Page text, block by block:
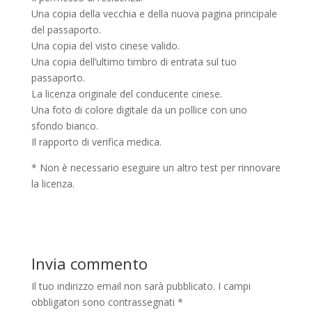
Una copia della vecchia e della nuova pagina principale
del passaporto.
Una copia del visto cinese valido.
Una copia dell’ultimo timbro di entrata sul tuo
passaporto.
La licenza originale del conducente cinese.
Una foto di colore digitale da un pollice con uno
sfondo bianco.
Il rapporto di verifica medica.
* Non è necessario eseguire un altro test per rinnovare
la licenza.
Invia commento
Il tuo indirizzo email non sarà pubblicato. I campi
obbligatori sono contrassegnati *